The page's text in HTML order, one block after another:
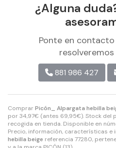
ComprarPicón_ Alpargata hebilla
por34,97€ (antes 69,95€). Stock del
recogida en tienda. Disponible en
Precio, información, características e
hebilla beige referencia 77280,
¿Alguna
Ponte en
881 986 427